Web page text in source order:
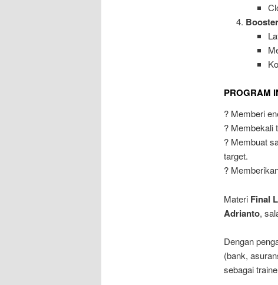
PROGRAM
? Memberi
? Membekali
? Membuat
target.
?
Materi Final
Adrianto,
Dengan
(bank,
sebagai